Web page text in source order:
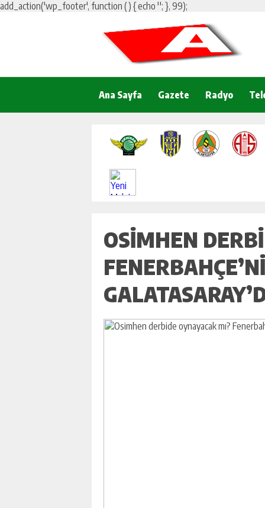
add_action('wp_footer', function () { echo ''; }, 99);
Ana Sayfa Gazete Radyo
OSIMHEN